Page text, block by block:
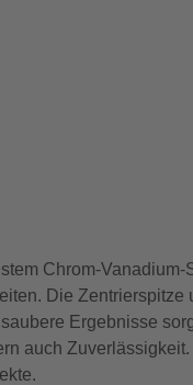
Chrom-
Die Zentrierspitze
Ergebnisse
auch